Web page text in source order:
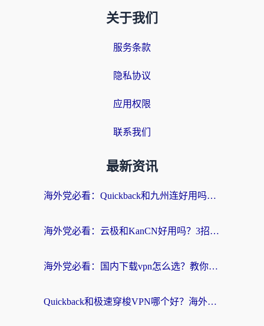
关于我们
服务条款
隐私协议
应用权限
联系我们
最新资讯
海外党必看：Quickback和九州连好用吗？3步选对回国加速器实现无缝刷国内资源
海外党必看：云极和KanCN好用吗？3招教你选对回国加速器（附免费VPN避坑指南）
海外党必看：国内下载vpn怎么选？教你无缝访问国内资源的实用指南
Quickback和极速穿梭VPN哪个好？海外党亲测3招选对回国加速器，看这篇就够了